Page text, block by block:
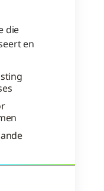
die
en